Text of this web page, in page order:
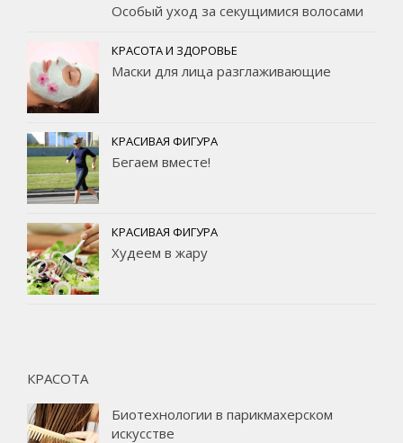
Особый уход за секущимися волосами
КРАСОТА И ЗДОРОВЬЕ
Маски для лица разглаживающие
КРАСИВАЯ ФИГУРА
Бегаем вместе!
КРАСИВАЯ ФИГУРА
Худеем в жару
КРАСОТА
Биотехнологии в парикмахерском
искусстве